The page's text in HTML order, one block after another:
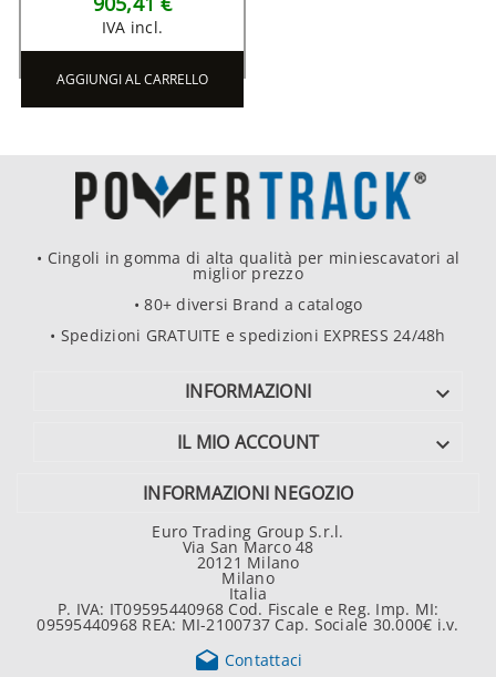
IVA incl.
AGGIUNGI AL CARRELLO
• Cingoli in gomma di alta qualità per miniescavatori al
miglior prezzo
• 80+ diversi Brand a catalogo
• Spedizioni GRATUITE e spedizioni EXPRESS 24/48h
INFORMAZIONI 
IL MIO ACCOUNT 
INFORMAZIONI NEGOZIO
Euro Trading Group S.r.l.
Via San Marco 48
20121 Milano
Milano
Italia
P. IVA: IT09595440968 Cod. Fiscale e Reg. Imp. MI:
09595440968 REA: MI-2100737 Cap. Sociale 30.000€ i.v.
 Contattaci